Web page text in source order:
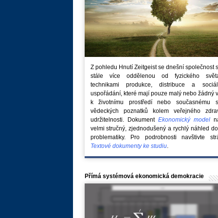
Z pohledu Hnutí Zeitgeist se dnešní společnost
stále více oddělenou od fyzického
technikami produkce, distribuce a
uspořádání, které mají pouze malý nebo žádný
k životnímu prostředí nebo současnému
vědeckých poznatků kolem veřejného
udržitelnosti. Dokument Ekonomický model
velmi stručný, zjednodušený a rychlý náhled
problematiky. Pro podrobnosti navštivte
Textové dokumenty ke studiu.
Přímá systémová ekonomická demokracie